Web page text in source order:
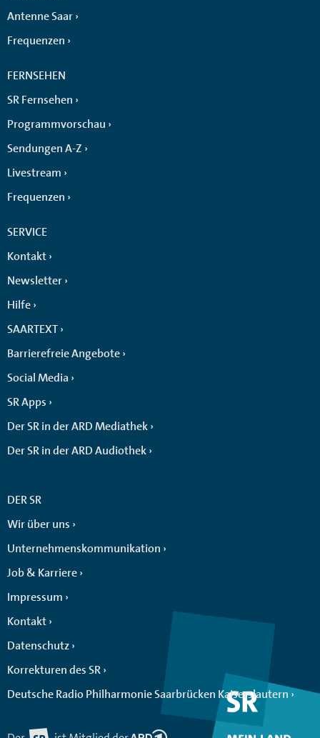
Antenne Saar
Frequenzen
FERNSEHEN
SR Fernsehen
Programmvorschau
Sendungen A-Z
Livestream
Frequenzen
SERVICE
Kontakt
Newsletter
Hilfe
SAARTEXT
Barrierefreie Angebote
Social Media
SR Apps
Der SR in der ARD Mediathek
Der SR in der ARD Audiothek
DER SR
Wir über uns
Unternehmenskommunikation
Job & Karriere
Impressum
Kontakt
Datenschutz
Korrekturen des SR
Deutsche Radio Philharmonie Saarbrücken Kaiserslautern